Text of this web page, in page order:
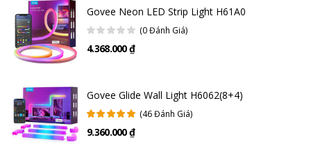
Biển đổi không gian phòng trở nên độc đáo
Govee Wi-Fi RGB LED Strip Lights H6110 được sử dụng để trang trí cho
dàng đặt dải đèn thông minh này ở xung quanh giường hoặc tường để
tạo nên không gian phòng sống động, nghệ thuật để tận hưởng sự thư
giãn trong chính ngôi nhà của mình.
Govee Neon LED Strip Light H61A0
(0 Đánh Giá)
4.368.000 ₫
Govee Glide Wall Light H6062(8+4)
(46 Đánh Giá)
9.360.000 ₫